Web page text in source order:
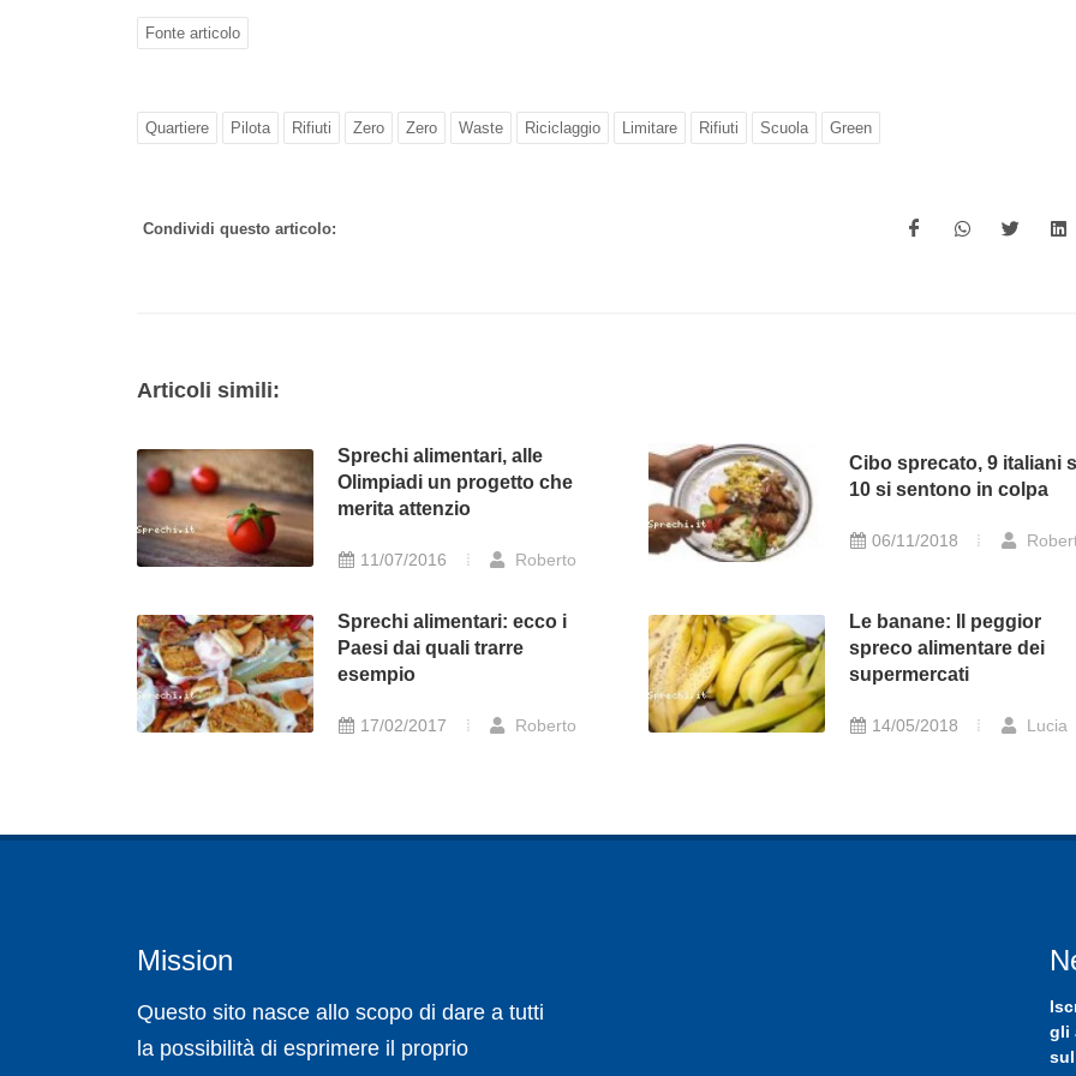
Fonte articolo
Quartiere Pilota Rifiuti Zero Zero Waste Riciclaggio Limitare Rifiuti Scuola Green
Condividi questo articolo:
Articoli simili:
Sprechi alimentari, alle
Olimpiadi un progetto che
merita attenzio
11/07/2016 Roberto
Cibo sprecato, 9 italiani
10 si sentono in colpa
06/11/2018
Sprechi alimentari: ecco i
Paesi dai quali trarre
esempio
17/02/2017 Roberto
Le banane: Il peggior
spreco alimentare dei
supermercati
14/05/2018 Lucia
Mission
Questo sito nasce allo scopo di dare a tutti
la possibilità di esprimere il proprio
gli